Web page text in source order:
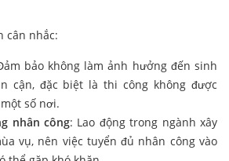
cân nhắc:
bảo không làm ảnh hưởng đến sinh
cận, đặc biệt là thi công không được
số nơi.
nhân công: Lao động trong ngành xây
vụ, nên việc tuyển đủ nhân công vào